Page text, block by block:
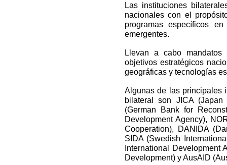
Las instituciones
nacionales con el
programas específicos
emergentes.
Llevan a cabo
objetivos estratégicos
geográficas y tecnologías
Algunas de las principales
bilateral son JICA (Japan
(German Bank for
Development Agency),
Cooperation), DANIDA
SIDA (Swedish
International Development
Development) y AusAID